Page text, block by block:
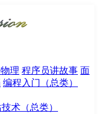
理 程序员讲故事 面
编程入门（总类）
术（总类）